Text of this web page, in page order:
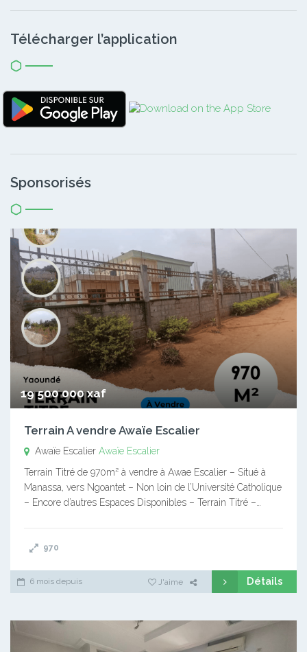
Télécharger l’application
Sponsorisés
19 500 000 xaf
Terrain A vendre Awaïe Escalier
Awaïe Escalier Awaïe Escalier
Terrain Titré de 970m² à vendre à Awae Escalier – Situé à
Manassa, vers Ngoantet – Non loin de l’Université Catholique
– Encore d’autres Espaces Disponibles – Terrain Titré –…
970
6 mois depuis J'aime Détails